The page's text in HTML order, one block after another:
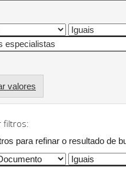
valores
filtros:
para refinar o resultado de